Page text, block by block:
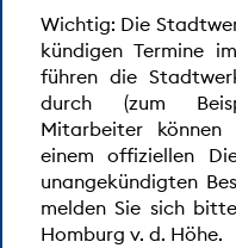
Wichtig: Die
kündigen Termine
führen die
durch (zum
Mitarbeiter
einem offiziellen
unangekündigten
melden Sie sich
Homburg v. d. Höhe.
STARTSEITE
SERVICE
SEEDAMMBAD
NETZE
UNTERNEHMEN